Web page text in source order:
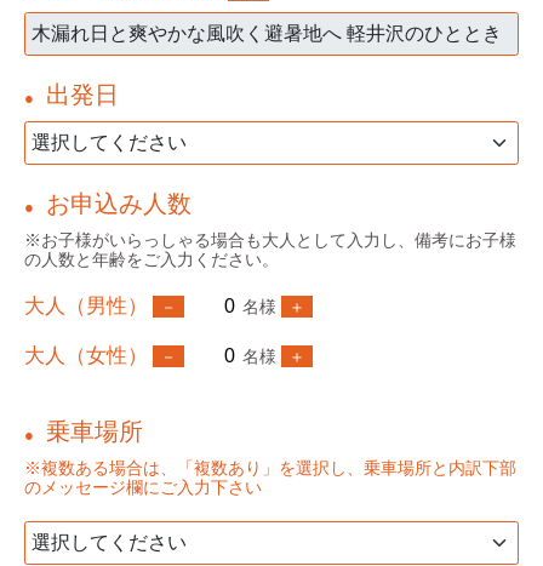
● 出発日
● お申込み人数
※お子様がいらっしゃる場合も大人として入力し、備考にお子様
の人数と年齢をご入力ください。
大人（男性） 名様
大人（女性） 名様
● 乗車場所
※複数ある場合は、「複数あり」を選択し、乗車場所と内訳下部
のメッセージ欄にご入力下さい